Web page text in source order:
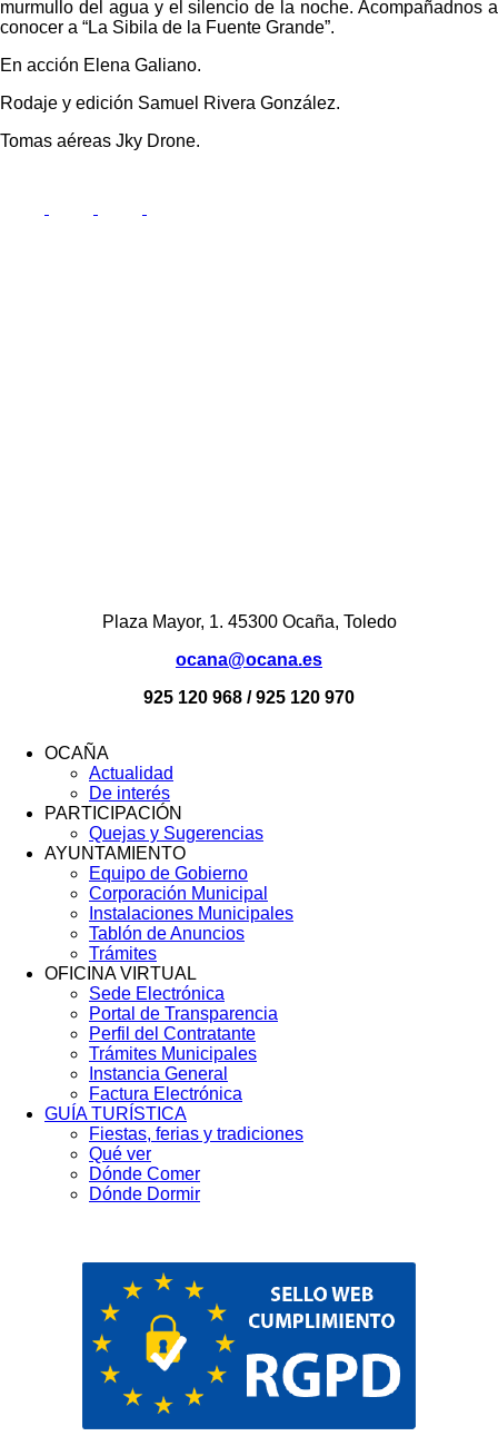
murmullo del agua y el silencio de la noche. Acompañadnos a
conocer a “La Sibila de la Fuente Grande”.
En acción Elena Galiano.
Rodaje y edición Samuel Rivera González.
Tomas aéreas Jky Drone.
Plaza Mayor, 1. 45300 Ocaña, Toledo
ocana@ocana.es
925 120 968 / 925 120 970
OCAÑA
Actualidad
De interés
PARTICIPACIÓN
Quejas y Sugerencias
AYUNTAMIENTO
Equipo de Gobierno
Corporación Municipal
Instalaciones Municipales
Tablón de Anuncios
Trámites
OFICINA VIRTUAL
Sede Electrónica
Portal de Transparencia
Perfil del Contratante
Trámites Municipales
Instancia General
Factura Electrónica
GUÍA TURÍSTICA
Fiestas, ferias y tradiciones
Qué ver
Dónde Comer
Dónde Dormir